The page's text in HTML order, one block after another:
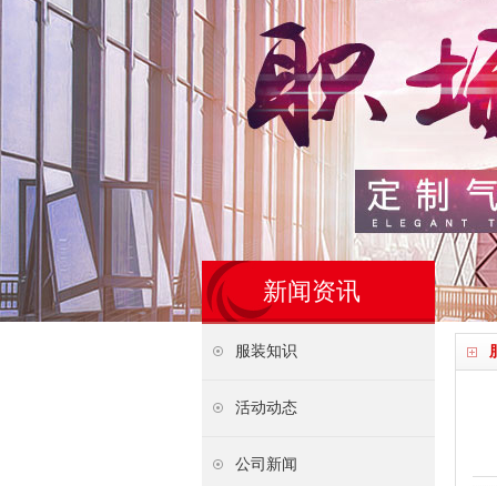
新闻资讯
服装知识
活动动态
公司新闻